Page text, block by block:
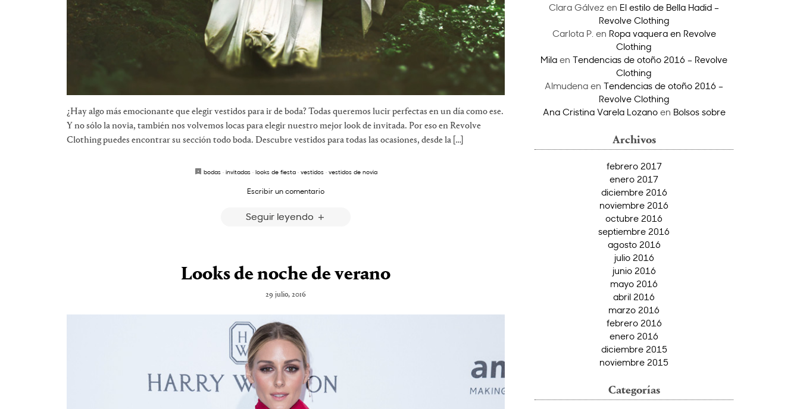
¿Hay algo más emocionante que elegir vestidos para ir de boda? Todas queremos lucir perfectas en un día como ese.
Y no sólo la novia, también nos volvemos locas para elegir nuestro mejor look de invitada. Por eso en Revolve
Clothing puedes encontrar su sección todo boda. Descubre vestidos para todas las ocasiones, desde la […]
bodas· invitadas· looks de fiesta· vestidos· vestidos de novia
Escribir un comentario
Seguir leyendo
Looks de noche de verano
29 julio, 2016
Clara Gálvez en El estilo de Bella Hadid –
Revolve Clothing
Carlota P. en Ropa vaquera en Revolve
Clothing
Mila en Tendencias de otoño 2016 – Revolve
Clothing
Almudena en Tendencias de otoño 2016 –
Revolve Clothing
Ana Cristina Varela Lozanoen Bolsos sobre
Archivos
febrero 2017
enero 2017
diciembre 2016
noviembre 2016
octubre 2016
septiembre 2016
agosto 2016
julio 2016
junio 2016
mayo 2016
abril 2016
marzo 2016
febrero 2016
enero 2016
diciembre 2015
noviembre 2015
Categorías